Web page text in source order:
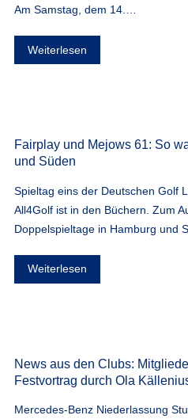
Am Samstag, dem 14.…
Weiterlesen
Fairplay und Mejows 61: So
und Süden
Spieltag eins der Deutschen Golf
All4Golf ist in den Büchern. Zum
Doppelspieltage in Hamburg und
Weiterlesen
News aus den Clubs:
Festvortrag durch Ola
Mercedes-Benz Niederlassung